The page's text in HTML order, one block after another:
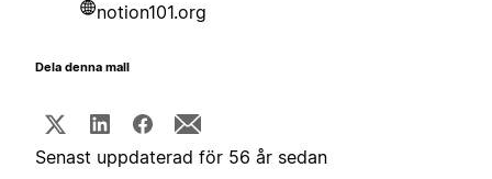
notion101.org
Dela denna mall
Senast uppdaterad för 56 år sedan